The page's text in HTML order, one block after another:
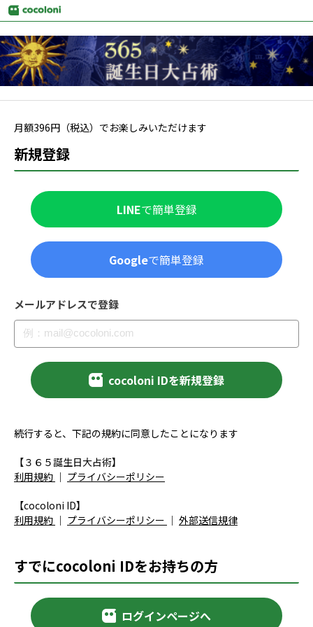
月額396円（税込）でお楽しみいただけます
新規登録
LINEで簡単登録
Googleで簡単登録
メールアドレスで登録
cocoloni IDを新規登録
続行すると、下記の規約に同意したことになります
【３６５誕生日大占術】
利用規約 ｜ プライバシーポリシー
【cocoloni ID】
利用規約 ｜ プライバシーポリシー ｜ 外部送信規律
すでにcocoloni IDをお持ちの方
ログインページへ